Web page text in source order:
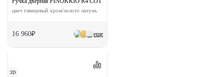
еще
цвет глянцевый хром/золото латунь
16 960₽
3D